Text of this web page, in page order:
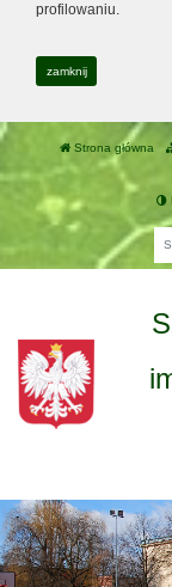
profilowaniu.
zamknij
Strona główna